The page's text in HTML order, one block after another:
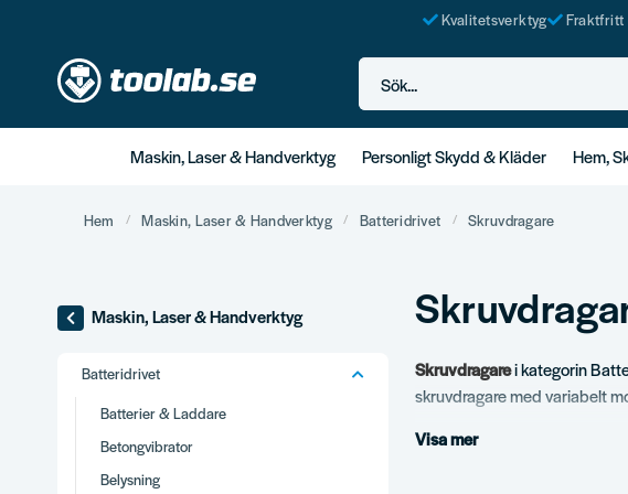
Kvalitetsverktyg Fraktfritt
Sök...
Maskin, Laser & Handverktyg Personligt Skydd & Kläder Hem,
Hem Maskin, Laser & Handverktyg Batteridrivet Skruvdragare
Maskin, Laser & Handverktyg
Batteridrivet
Batterier & Laddare
Betongvibrator
Belysning
Skruvdragarei kategorin
skruvdragare med variabelt
Vårt sortiment
Visa mer